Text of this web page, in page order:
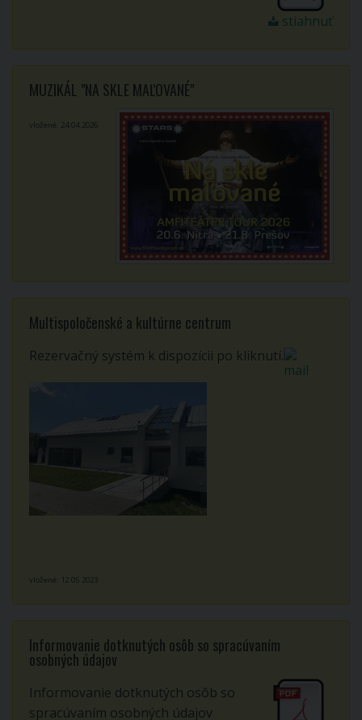
stiahnuť
MUZIKÁL "NA SKLE MAĽOVANÉ"
vložené: 24.04.2026
Multispoločenské a kultúrne centrum
Rezervačný systém k dispozícii po kliknutí.
vložené: 12.05.2023
Informovanie dotknutých osôb so spracúvaním
osobných údajov
Informovanie dotknutých osôb so
spracúvaním osobných údajov